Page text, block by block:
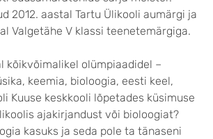
2012. aastal Tartu Ülikooli aumärgi ja
Valgetähe V klassi teenetemärgiga.
kõikvõimalikel olümpiaadidel –
keemia, bioloogia, eesti keel,
Kuuse keskkooli lõpetades küsimuse
ajakirjandust või bioloogiat?
kasuks ja seda pole ta tänaseni